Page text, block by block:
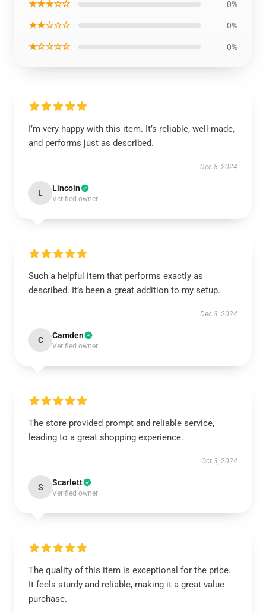
★★★☆☆ 0%
★★☆☆☆ 0%
★☆☆☆☆ 0%
I’m very happy with this item. It’s reliable, well-made,
and performs just as described.
Dec 8, 2024
L Lincoln
Verified owner
Such a helpful item that performs exactly as
described. It’s been a great addition to my setup.
Dec 3, 2024
C Camden
Verified owner
The store provided prompt and reliable service,
leading to a great shopping experience.
Oct 3, 2024
S Scarlett
Verified owner
The quality of this item is exceptional for the price.
It feels sturdy and reliable, making it a great value
purchase.